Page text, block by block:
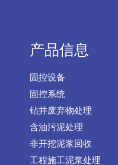
产品信息
固控设备
固控系统
钻井废弃物处理
含油污泥处理
非开挖泥浆回收
工程施工泥浆处理